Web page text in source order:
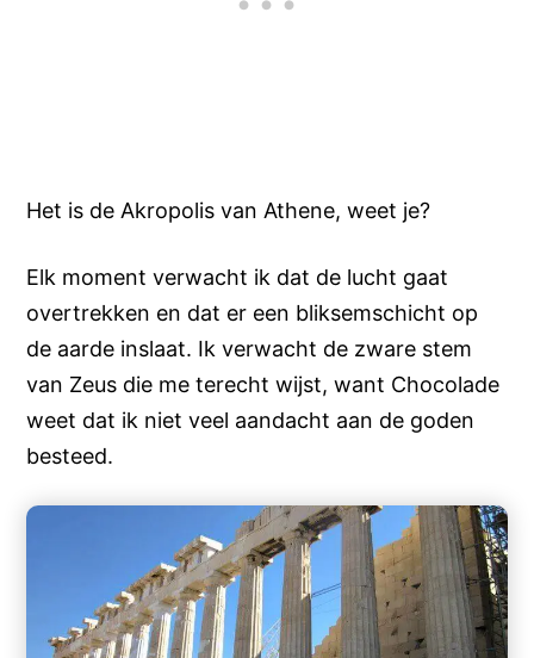
Het is de Akropolis van Athene, weet je?
Elk moment verwacht ik dat de lucht gaat
overtrekken en dat er een bliksemschicht op
de aarde inslaat. Ik verwacht de zware stem
van Zeus die me terecht wijst, want Chocolade
weet dat ik niet veel aandacht aan de goden
besteed.